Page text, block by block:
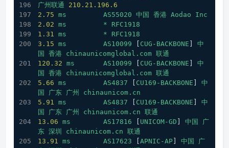
广州联通
210.21 .196 .6
2.75 ms AS55020 中国 香港 Aodao
Inc
2.02 ms *
RFC1918
1.31
ms *
RFC1918
3.15 ms AS10099 CUG-BACKBONE
中
国
香港 chinaunicomglobal.com 联通
120.32 ms AS10099 CUG-BACKBONE
中
国
香港 chinaunicomglobal.com 联通
5.66 ms AS4837 CU169-BACKBONE
中
国
广东 广州
chinaunicom.cn
5.91
ms AS4837 CU169-BACKBONE
中
国
广东 广州 chinaunicom.cn 联通
13.06 ms AS17816 UNICOM-GD 中国
广
东 深圳 chinaunicom.cn 联通
13.91
ms AS17623 APNIC-AP 中国
广